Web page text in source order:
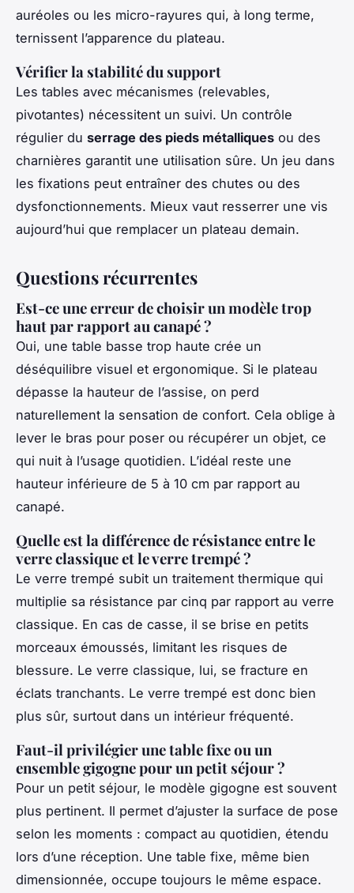
auréoles ou les micro-rayures qui, à long terme,
ternissent l’apparence du plateau.
Vérifier la stabilité du support
Les tables avec mécanismes (relevables,
pivotantes) nécessitent un suivi. Un contrôle
régulier du serrage des pieds métalliques ou des
charnières garantit une utilisation sûre. Un jeu dans
les fixations peut entraîner des chutes ou des
dysfonctionnements. Mieux vaut resserrer une vis
aujourd’hui que remplacer un plateau demain.
Questions récurrentes
Est-ce une erreur de choisir un modèle trop
haut par rapport au canapé ?
Oui, une table basse trop haute crée un
déséquilibre visuel et ergonomique. Si le plateau
dépasse la hauteur de l’assise, on perd
naturellement la sensation de confort. Cela oblige à
lever le bras pour poser ou récupérer un objet, ce
qui nuit à l’usage quotidien. L’idéal reste une
hauteur inférieure de 5 à 10 cm par rapport au
canapé.
Quelle est la différence de résistance entre le
verre classique et le verre trempé ?
Le verre trempé subit un traitement thermique qui
multiplie sa résistance par cinq par rapport au verre
classique. En cas de casse, il se brise en petits
morceaux émoussés, limitant les risques de
blessure. Le verre classique, lui, se fracture en
éclats tranchants. Le verre trempé est donc bien
plus sûr, surtout dans un intérieur fréquenté.
Faut-il privilégier une table fixe ou un
ensemble gigogne pour un petit séjour ?
Pour un petit séjour, le modèle gigogne est souvent
plus pertinent. Il permet d’ajuster la surface de pose
selon les moments : compact au quotidien, étendu
lors d’une réception. Une table fixe, même bien
dimensionnée, occupe toujours le même espace.